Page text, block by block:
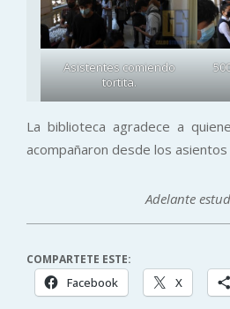
Asistentes comiendo
tortita.
La biblioteca agradece a
acompañaron desde los
Adelante
COMPARTETE ESTE:
Facebook X